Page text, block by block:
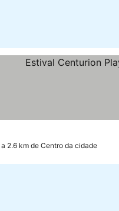
a 2.6 km de Centro da cidade